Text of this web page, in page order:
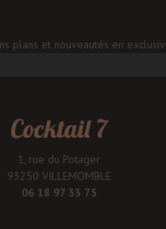
plans et nouveautés en
Cocktail 7
1, rue du Potager
93250 VILLEMOMBLE
06 18 97 33 75